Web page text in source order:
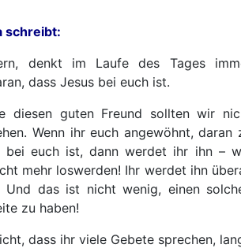
schreibt:
denkt im Laufe des Tages
dass Jesus bei euch ist.
diesen guten Freund sollten wir
Wenn ihr euch angewöhnt, daran
bei euch ist, dann werdet ihr ihn –
mehr loswerden! Ihr werdet ihn
Und das ist nicht wenig, einen
zu haben!
dass ihr viele Gebete sprechen,